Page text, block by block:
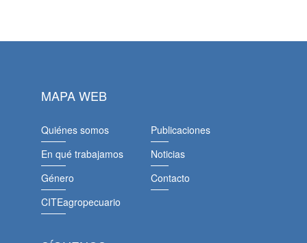
MAPA WEB
Quiénes somos
En qué trabajamos
Género
CITEagropecuario
Publicaciones
Noticias
Contacto